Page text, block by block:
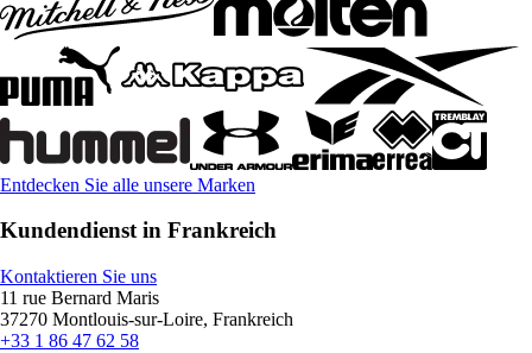
Entdecken Sie alle unsere Marken
Kundendienst in Frankreich
Kontaktieren Sie uns
11 rue Bernard Maris
37270 Montlouis-sur-Loire, Frankreich
+33 1 86 47 62 58